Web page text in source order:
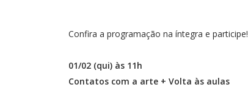
Confira a programação na íntegra e participe!
01/02 (qui) às 11h
Contatos com a arte + Volta às aulas